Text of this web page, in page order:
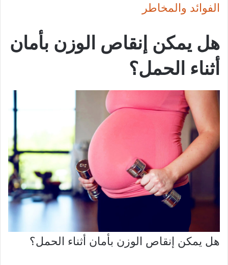
الفوائد والمخاطر
هل يمكن إنقاص الوزن بأمان
أثناء الحمل؟
هل يمكن إنقاص الوزن بأمان أثناء الحمل؟